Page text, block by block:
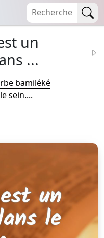
un
...
bamiléké
sein....